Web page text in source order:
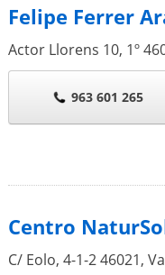
Felipe Ferrer
Actor Llorens 10, 1º
963 601 265
Centro
C/ Eolo, 4-1-246021,